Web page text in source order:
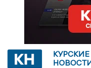
КУРСКИЕ